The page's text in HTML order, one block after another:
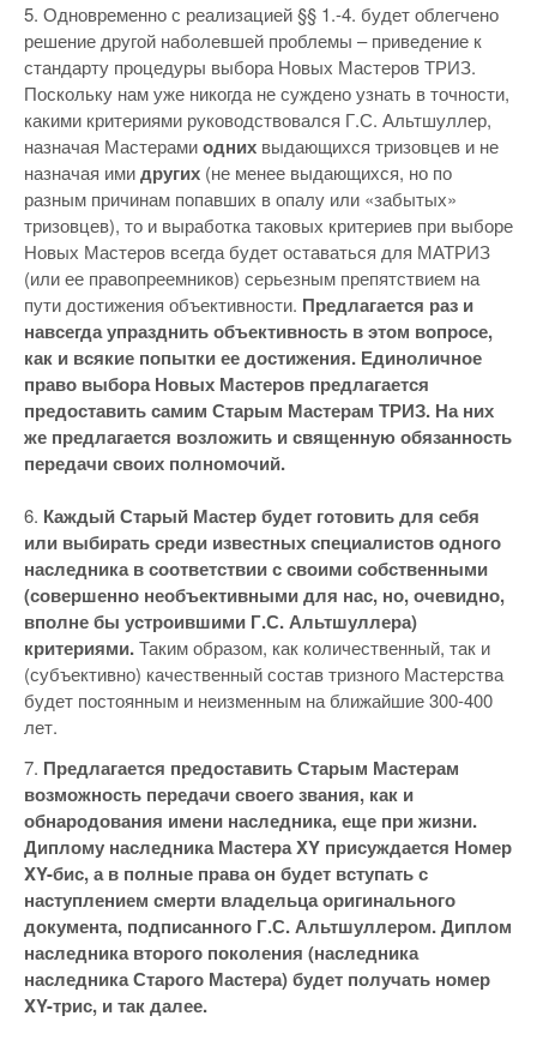
5. Одновременно с реализацией §§ 1.-4. будет облегчено
решение другой наболевшей проблемы – приведение к
стандарту процедуры выбора Новых Мастеров ТРИЗ.
Поскольку нам уже никогда не суждено узнать в точности,
какими критериями руководствовался Г.С. Альтшуллер,
назначая Мастерамиодних выдающихся тризовцев и не
назначая имидругих (не менее выдающихся, но по
разным причинам попавших в опалу или «забытых»
тризовцев), то и выработка таковых критериев при выборе
Новых Мастеров всегда будет оставаться для МАТРИЗ
(или ее правопреемников) серьезным препятствием на
пути достижения объективности. Предлагается раз и
навсегда упразднить объективность в этом вопросе,
как и всякие попытки ее достижения. Единоличное
право выбора Новых Мастеров предлагается
предоставить самим Старым Мастерам ТРИЗ. На них
же предлагается возложить и священную обязанность
передачи своих полномочий.
6. Каждый Старый Мастер будет готовить для себя
или выбирать среди известных специалистов одного
наследника в соответствии с своими собственными
(совершенно необъективными для нас, но, очевидно,
вполне бы устроившими Г.С. Альтшуллера)
критериями.Таким образом, как количественный, так и
(субъективно) качественный состав тризного Мастерства
будет постоянным и неизменным на ближайшие 300-400
лет.
7. Предлагается предоставить Старым Мастерам
возможность передачи своего звания, как и
обнародования имени наследника, еще при жизни.
Диплому наследника Мастера XY присуждается Номер
XY-бис, а в полные права он будет вступать с
наступлением смерти владельца оригинального
документа, подписанного Г.С. Альтшуллером. Диплом
наследника второго поколения (наследника
наследника Старого Мастера) будет получать номер
XY-трис, и так далее.